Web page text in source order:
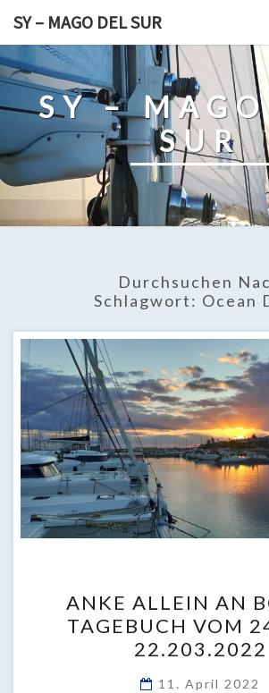
content
SY – MAGO DEL SUR
SY –
SUR
Durchsuchen
Schlagwort: Ocean
ALLEIN
AN
BORD
–
ANKE ALLEIN AN
TAGEBUCH VOM
22.203.2022
11. April 2022